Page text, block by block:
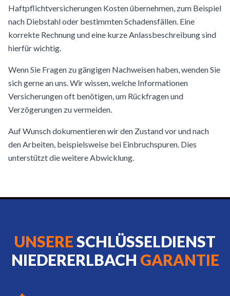
Haftpflichtversicherungen Kosten übernehmen, zum Beispiel
nach Diebstahl oder bestimmten Schadensfällen. Eine
korrekte Rechnung und eine kurze Anlassbeschreibung sind
hierfür wichtig.
Wenn Sie Fragen zu gängigen Nachweisen haben, wenden Sie
sich gerne an uns. Wir wissen, welche Informationen
Versicherungen oft benötigen, um Rückfragen und
Verzögerungen zu vermeiden.
Auf Wunsch dokumentieren wir den Zustand vor und nach
den Arbeiten, beispielsweise bei Einbruchspuren. Dies
unterstützt die weitere Abwicklung.
UNSERESCHLÜSSELDIENST
NIEDERERLBACH GARANTIE